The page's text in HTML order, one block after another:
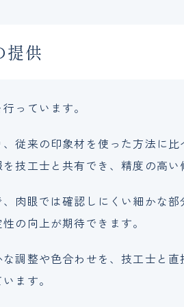
提供
っています。
従来の印象材を使った方法に
技工士と共有でき、精度の高い
肉眼では確認しにくい細かな
の向上が期待できます。
調整や色合わせを、技工士と
ます。